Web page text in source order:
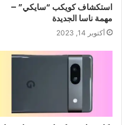
استكشاف كويكب “سايكي” –
مهمة ناسا الجديدة
أكتوبر 14, 2023